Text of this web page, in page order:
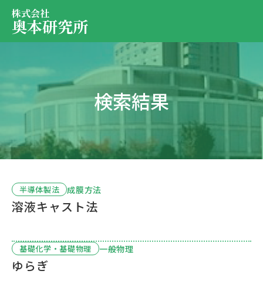
株式会社
奥本研究所
会社・決算情報
代表紹介
お問い合わせ
EN JP
お問い合わせ
検索結果
半導体製法 成膜方法
溶液キャスト法
基礎化学・基礎物理 一般物理
ゆらぎ